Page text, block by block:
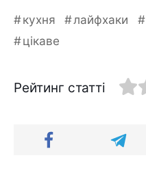
кухня лайфхаки
цікаве
Рейтинг статті